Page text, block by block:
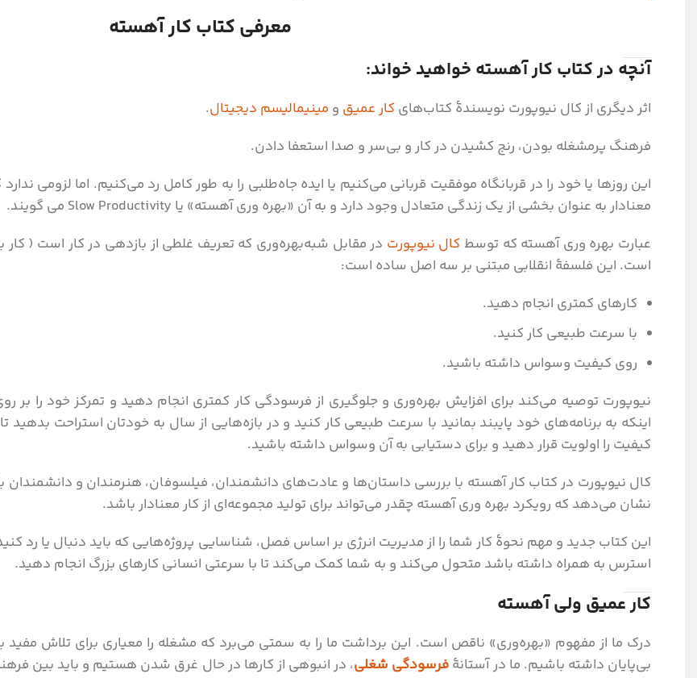
معرفی کتاب کار آهسته
آنچه در کتاب کار آهسته خواهید خواند:
اثر دیگری از کال نیوپورت نویسندۀ کتاب‌های کار عمیق و مینیمالیسم دیجیتال.
فرهنگ پرمشغله بودن، رنج کشیدن در کار و بی‌سر و صدا استعفا دادن.
این روزها یا خود را در قربانگاه موفقیت قربانی می‌کنیم یا ایده جاه‌طلبی را به طور کامل رد می‌کنیم. اما لزومی
معنادار به عنوان بخشی از یک زندگی متعادل وجود دارد و به آن «بهره وری آهسته» یا Slow Productivity می گویند.
عبارت بهره وری آهسته که توسط کال نیوپورت در مقابل شبه‌بهره‌وری که تعریف غلطی از بازدهی در کار است ( کار
است. این فلسفۀ انقلابی مبتنی بر سه اصل ساده است:
کارهای کمتری انجام دهید.
با سرعت طبیعی کار کنید.
روی کیفیت وسواس داشته باشید.
نیوپورت توصیه می‌کند برای افزایش بهره‌وری و جلوگیری از فرسودگی کار کمتری انجام دهید و تمرکز خود را بر روی
اینکه به برنامه‌های خود پایبند بمانید با سرعت طبیعی کار کنید و در بازه‌هایی از سال به خودتان استراحت
کیفیت را اولویت قرار دهید و برای دستیابی به آن وسواس داشته باشید.
کال نیوپورت در کتاب کار آهسته با بررسی داستان‌ها و عادت‌های دانشمندان، فیلسوفان، هنرمندان و دانشمندان
نشان می‌دهد که رویکرد بهره وری آهسته چقدر می‌تواند برای تولید مجموعه‌ای از کار معنادار باشد.
این کتاب جدید و مهم نحوۀ کار شما را از مدیریت انرژی بر اساس فصل، شناسایی پروژه‌هایی که باید دنبال یا رد کنید
استرس به همراه داشته باشد متحول می‌کند و به شما کمک می‌کند تا با سرعتی انسانی کارهای بزرگ انجام دهید.
کار عمیق ولی آهسته
درک ما از مفهوم «بهره‌وری» ناقص است. این برداشت ما را به سمتی می‌برد که مشغله را معیاری برای تلاش
بی‌پایان داشته باشیم. ما در آستانۀفرسودگی شغلی، در انبوهی از کارها در حال غرق شدن هستیم و باید بین